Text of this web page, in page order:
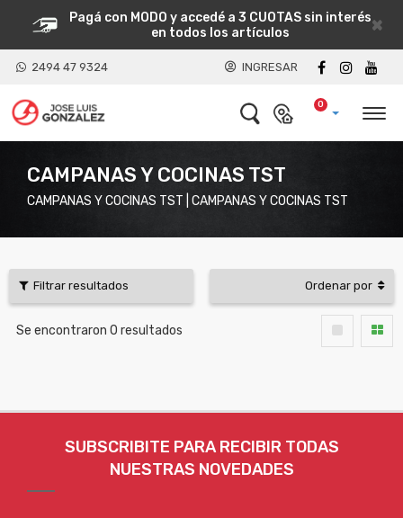
×
Pagá con MODO y accedé a 3 CUOTAS sin interés
en todos los artículos
2494 47 9324 INGRESAR
0
CAMPANAS Y COCINAS TST
CAMPANAS Y COCINAS TST | CAMPANAS Y COCINAS TST
Filtrar resultados Ordenar por
Se encontraron 0 resultados
SUBSCRIBITE PARA RECIBIR TODAS
NUESTRAS NOVEDADES